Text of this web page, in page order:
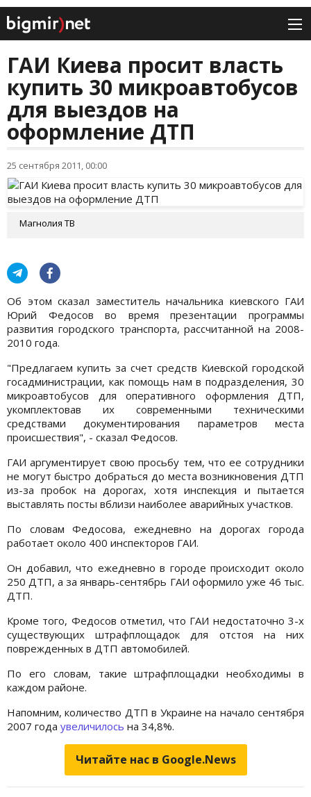
ГАИ Киева просит власть
купить 30 микроавтобусов
для выездов на
оформление ДТП
25 сентября 2011, 00:00
Магнолия ТВ
Об этом сказал заместитель начальника киевского ГАИ
Юрий Федосов во время презентации программы
развития городского транспорта, рассчитанной на 2008-
2010 года.
"Предлагаем купить за счет средств Киевской городской
госадминистрации, как помощь нам в подразделения, 30
микроавтобусов для оперативного оформления ДТП,
укомплектовав их современными техническими
средствами документирования параметров места
происшествия", - сказал Федосов.
ГАИ аргументирует свою просьбу тем, что ее сотрудники
не могут быстро добраться до места возникновения ДТП
из-за пробок на дорогах, хотя инспекция и пытается
выставлять посты вблизи наиболее аварийных участков.
По словам Федосова, ежедневно на дорогах города
работает около 400 инспекторов ГАИ.
Он добавил, что ежедневно в городе происходит около
250 ДТП, а за январь-сентябрь ГАИ оформило уже 46 тыс.
ДТП.
Кроме того, Федосов отметил, что ГАИ недостаточно 3-х
существующих штрафплощадок для отстоя на них
поврежденных в ДТП автомобилей.
По его словам, такие штрафплощадки необходимы в
каждом районе.
Напомним, количество ДТП в Украине на начало сентября
2007 года увеличилось на 34,8%.
Читайте нас в Google.News